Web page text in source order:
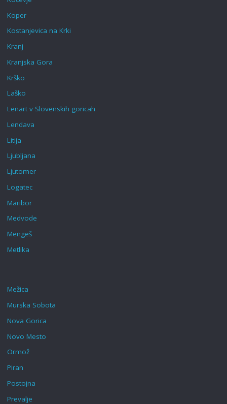
Koper
Kostanjevica na Krki
Kranj
Kranjska Gora
Krško
Laško
Lenart v Slovenskih goricah‎
Lendava
Litija
Ljubljana
Ljutomer
Logatec
Maribor
Medvode
Mengeš
Metlika
Mežica
Murska Sobota
Nova Gorica
Novo Mesto
Ormož
Piran
Postojna
Prevalje